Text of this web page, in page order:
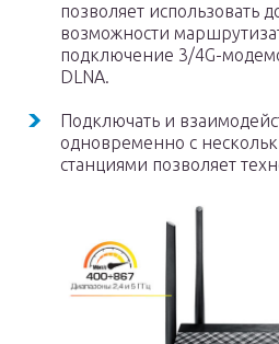
позволяет использовать
возможности
подключение 3/4G-
DLNA.
Подключать и
одновременно с
станциями позволяет